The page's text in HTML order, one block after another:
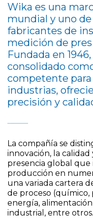
Wika es una
mundial y uno
fabricantes de
medición de
Fundada en
consolidado
competente
industrias,
precisión y
La compañía se
innovación, la
presencia global
producción en
una variada cartera
de proceso
energía,
industrial, entre otros.